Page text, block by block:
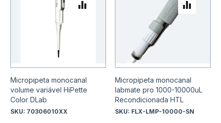
Micropipeta monocanal
volume variável HiPette
Color DLab
SKU: 70306010XX
Adicionar para Comparar
Micropipeta monocanal
labmate pro 1000-10000uL
Recondicionada HTL
SKU: FLX-LMP-10000-SN